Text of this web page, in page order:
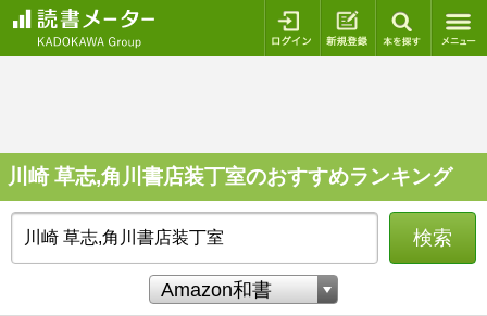
ログイン 新規登録
川崎 草志,角川書店装丁室のおすすめランキング
検索